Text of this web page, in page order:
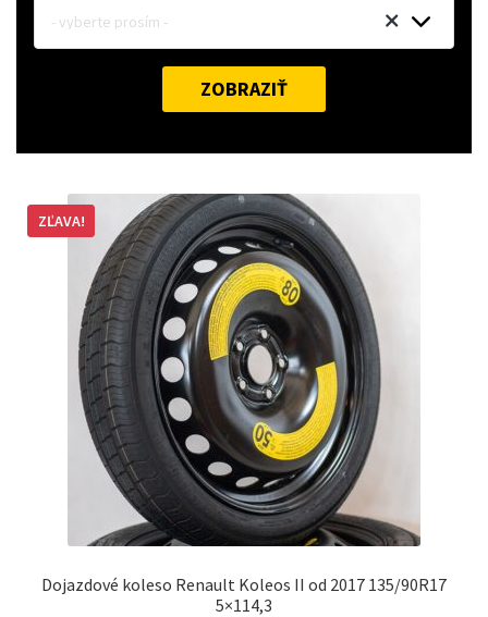
- vyberte prosím -
ZOBRAZIŤ
Dojazdové koleso Renault Koleos II od 2017 135/90R17
5×114,3
ZĽAVA!